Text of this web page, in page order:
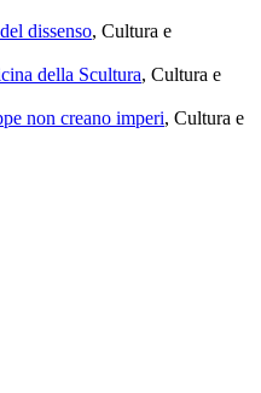
dissenso, Cultura e
della Scultura, Cultura e
non creano imperi, Cultura e
Google